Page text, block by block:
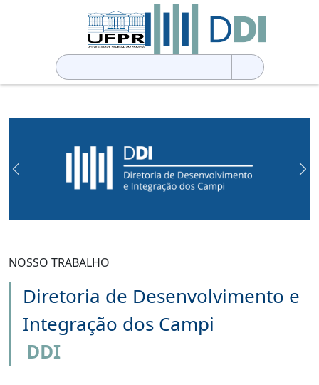
Pesquisar
por:
Previous
NOSSO TRABALHO
Diretoria de Desenvolvimento e
Integração dos Campi
DDI